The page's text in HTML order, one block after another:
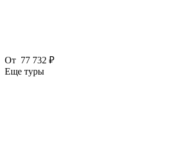
От 77 732 ₽
Еще туры